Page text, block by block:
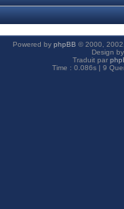
Powered by phpBB © 2000,
Design
Traduit par
Time : 0.086s | 9